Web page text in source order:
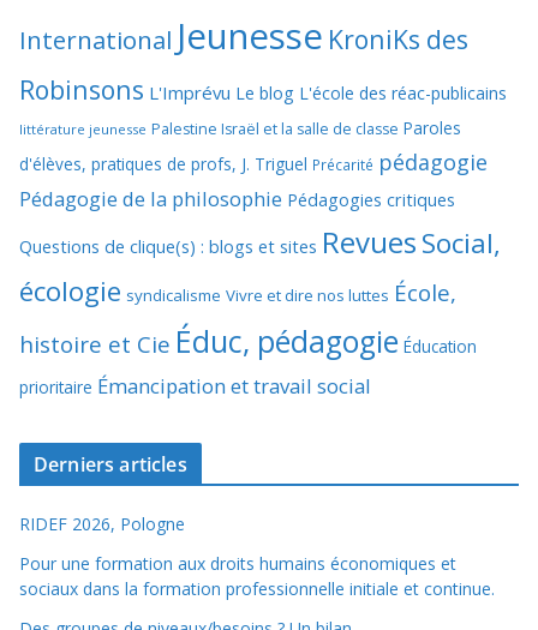
International Jeunesse KroniKs des
Robinsons L'Imprévu Le blog L'école des réac-publicains
littérature jeunesse Palestine Israël et la salle de classe Paroles
d'élèves, pratiques de profs, J. Triguel Précarité pédagogie
Pédagogie de la philosophie Pédagogies critiques
Questions de clique(s) : blogs et sites RevuesSocial,
écologie syndicalisme Vivre et dire nos luttes École,
histoire et Cie Éduc, pédagogie Éducation
prioritaire Émancipation et travail social
Derniers articles
RIDEF 2026, Pologne
Pour une formation aux droits humains économiques et
sociaux dans la formation professionnelle initiale et continue.